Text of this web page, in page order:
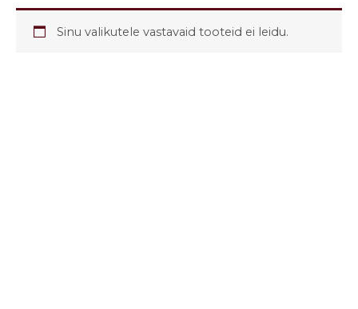
Sinu valikutele vastavaid tooteid ei leidu.